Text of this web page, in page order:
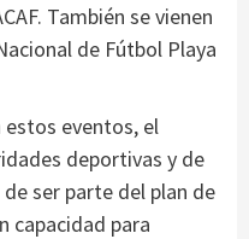
También se vienen
de Fútbol Playa
estos eventos, el
deportivas y de
ser parte del plan de
capacidad para